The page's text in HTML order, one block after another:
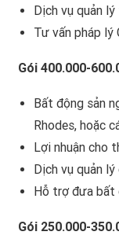
Dịch vụ quản
Tư vấn pháp lý
Gói 400.000-
Bất động sản
Rhodes, hoặc
Lợi nhuận cho
Dịch vụ quản
Hỗ trợ đưa bất
Gói 250.000-